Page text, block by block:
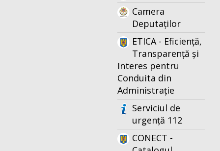
Camera
Deputaților
ETICA - Eficiență,
Transparență și
Interes pentru
Conduita din
Administrație
Serviciul de
urgență 112
CONECT -